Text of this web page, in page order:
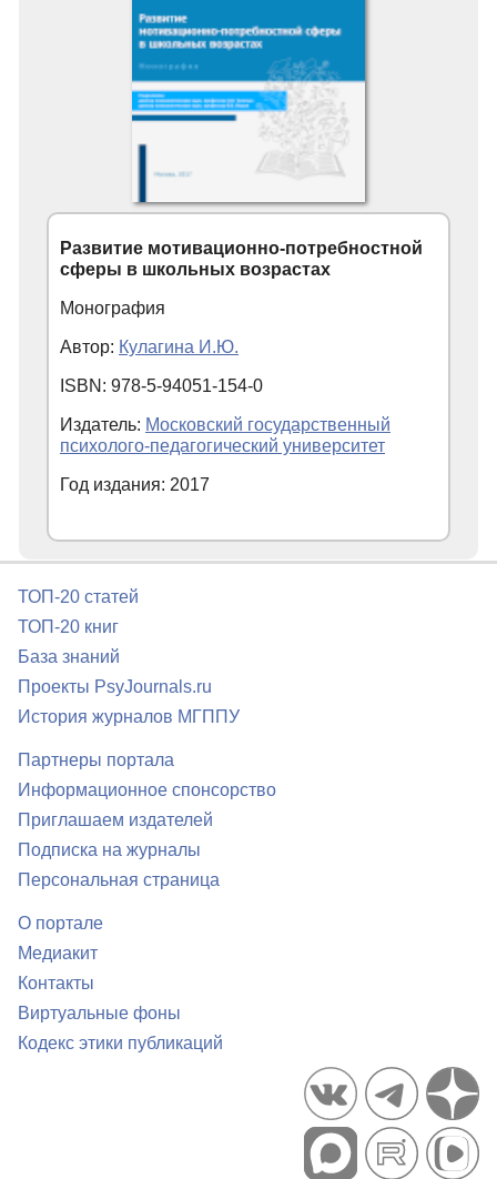
Развитие мотивационно-потребностной
сферы в школьных возрастах
Монография
Автор: Кулагина И.Ю.
ISBN: 978-5-94051-154-0
Издатель: Московский государственный
психолого-педагогический университет
Год издания: 2017
ТОП-20 статей
ТОП-20 книг
База знаний
Проекты PsyJournals.ru
История журналов МГППУ
Партнеры портала
Информационное спонсорство
Приглашаем издателей
Подписка на журналы
Персональная страница
О портале
Медиакит
Контакты
Виртуальные фоны
Кодекс этики публикаций